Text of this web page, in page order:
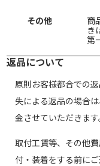
その他
商
き
第
返品について
原則お客様都合での
失による返品の場合
金させていただきます
取付工賃等、その他
付・装着をする前に